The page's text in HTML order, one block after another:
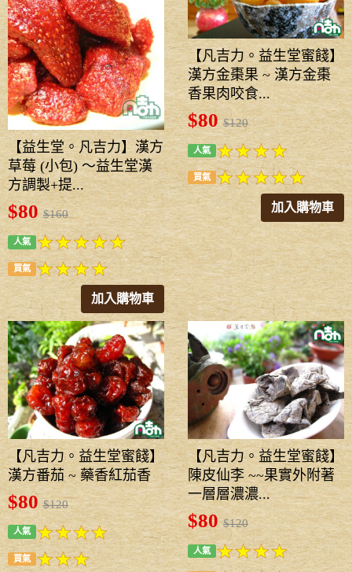
【益生堂。凡吉力】漢方
草莓 (小包) ～益生堂漢
方調製+提...
$80$160
人氣
買氣
加入購物車
【凡吉力。益生堂蜜餞】
漢方金棗果 ~ 漢方金棗
香果肉咬食...
$80$120
人氣
買氣
加入購物車
【凡吉力。益生堂蜜餞】
漢方番茄 ~ 藥香紅茄香
$80$120
人氣
買氣
【凡吉力。益生堂蜜餞】
陳皮仙李 ~~果實外附著
一層層濃濃...
$80$120
人氣